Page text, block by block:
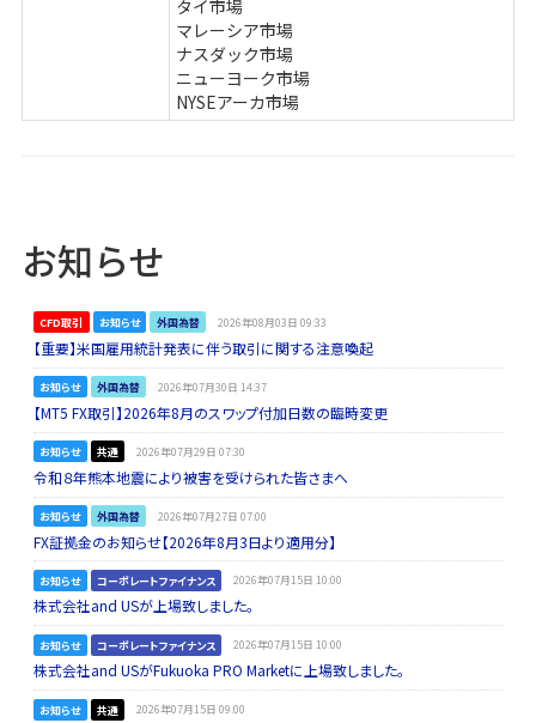
タイ市場
マレーシア市場
ナスダック市場
ニューヨーク市場
NYSEアーカ市場
お知らせ
CFD取引 お知らせ 外国為替 2026年08月03日 09:33
【重要】米国雇用統計発表に伴う取引に関する注意喚起
お知らせ 外国為替 2026年07月30日 14:37
【MT5 FX取引】2026年8月のスワップ付加日数の臨時変更
お知らせ 共通 2026年07月29日 07:30
令和８年熊本地震により被害を受けられた皆さまへ
お知らせ 外国為替 2026年07月27日 07:00
FX証拠金のお知らせ【2026年8月3日より適用分】
お知らせ コーポレートファイナンス 2026年07月15日 10:00
株式会社and USが上場致しました。
お知らせ コーポレートファイナンス 2026年07月15日 10:00
株式会社and USがFukuoka PRO Marketに上場致しました。
お知らせ 共通 2026年07月15日 09:00